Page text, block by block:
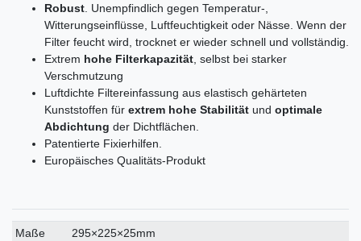
Robust. Unempfindlich gegen Temperatur-,
Witterungseinflüsse, Luftfeuchtigkeit oder Nässe. Wenn der
Filter feucht wird, trocknet er wieder schnell und vollständig.
Extrem hohe Filterkapazität, selbst bei starker
Verschmutzung
Luftdichte Filtereinfassung aus elastisch gehärteten
Kunststoffen für extrem hohe Stabilität und optimale
Abdichtung der Dichtflächen.
Patentierte Fixierhilfen.
Europäisches Qualitäts-Produkt
Technisches
Wert
Maße
295×225×25mm